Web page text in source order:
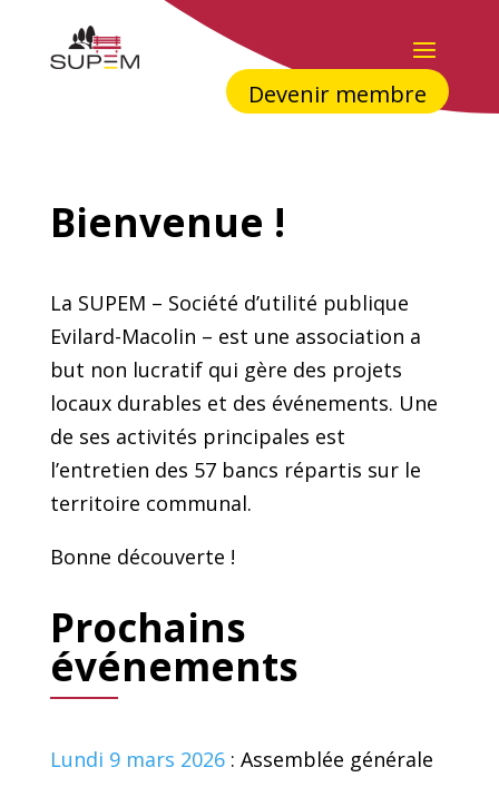
Devenir membre
Bienvenue !
La SUPEM – Société d’utilité publique
Evilard-Macolin – est une association a
but non lucratif qui gère des projets
locaux durables et des événements. Une
de ses activités principales est
l’entretien des 57 bancs répartis sur le
territoire communal.
Bonne découverte !
Prochains
événements
Lundi 9 mars 2026: Assemblée générale